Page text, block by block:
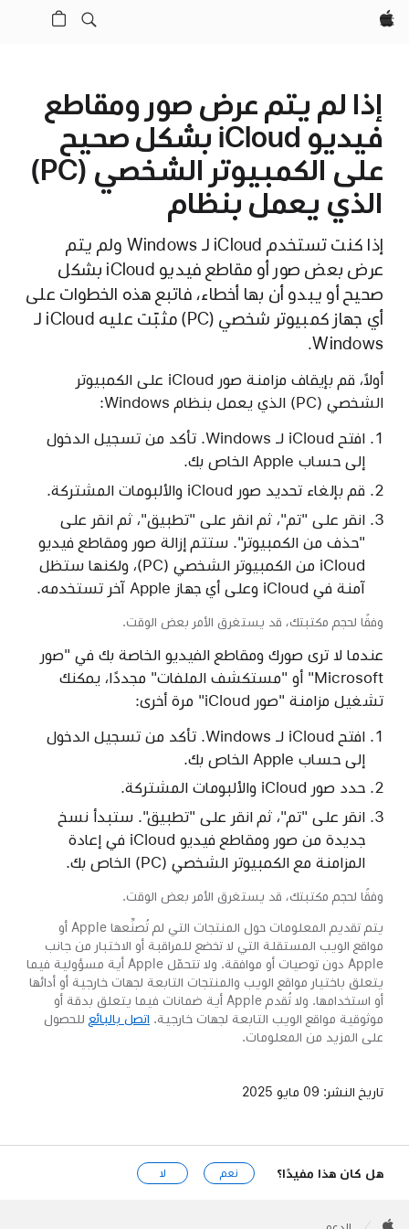
Apple‏
إذا لم يتم عرض صور ومقاطع
فيديو iCloud بشكل صحيح
على الكمبيوتر الشخصي (PC)
الذي يعمل بنظام
إذا كنت تستخدم iCloud لـ Windows ولم يتم
عرض بعض صور أو مقاطع فيديو iCloud بشكل
صحيح أو يبدو أن بها أخطاء، فاتبع هذه الخطوات على
أي جهاز كمبيوتر شخصي (PC) مثبّت عليه iCloud لـ
Windows.
أولاً، قم بإيقاف مزامنة صور iCloud على الكمبيوتر
الشخصي (PC) الذي يعمل بنظام Windows:
افتح iCloud لـ Windows. تأكد من تسجيل الدخول
إلى حساب Apple الخاص بك.
قم بإلغاء تحديد صور iCloud والألبومات المشتركة.
انقر على "تم"، ثم انقر على "تطبيق"، ثم انقر على
"حذف من الكمبيوتر". ستتم إزالة صور ومقاطع فيديو
iCloud من الكمبيوتر الشخصي (PC)، ولكنها ستظل
آمنة في iCloud وعلى أي جهاز Apple آخر تستخدمه.
وفقًا لحجم مكتبتك، قد يستغرق الأمر بعض الوقت.
عندما لا ترى صورك ومقاطع الفيديو الخاصة بك في "صور
Microsoft" أو "مستكشف الملفات" مجددًا، يمكنك
تشغيل مزامنة "صور iCloud" مرة أخرى:
افتح iCloud لـ Windows. تأكد من تسجيل الدخول
إلى حساب Apple الخاص بك.
حدد صور iCloud والألبومات المشتركة.
انقر على "تم"، ثم انقر على "تطبيق". ستبدأ نسخ
جديدة من صور ومقاطع فيديو iCloud في إعادة
المزامنة مع الكمبيوتر الشخصي (PC) الخاص بك.
وفقًا لحجم مكتبتك، قد يستغرق الأمر بعض الوقت.
يتم تقديم المعلومات حول المنتجات التي لم تُصنِّعها Apple أو
مواقع الويب المستقلة التي لا تخضع للمراقبة أو الاختبار من جانب
Apple دون توصيات أو موافقة. ولا تتحمّل Apple أية مسؤولية فيما
يتعلق باختيار مواقع الويب والمنتجات التابعة لجهات خارجية أو أدائها
أو استخدامها. ولا تُقدم Apple أية ضمانات فيما يتعلق بدقة أو
موثوقية مواقع الويب التابعة لجهات خارجية. اتصل بالبائع للحصول
على المزيد من المعلومات.
تاريخ النشر: 09 مايو 2025
هل كان هذا مفيدًا؟ نعم لا
Footer
